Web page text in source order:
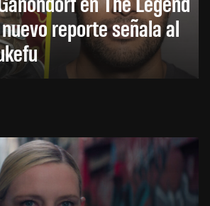
reporte señala al